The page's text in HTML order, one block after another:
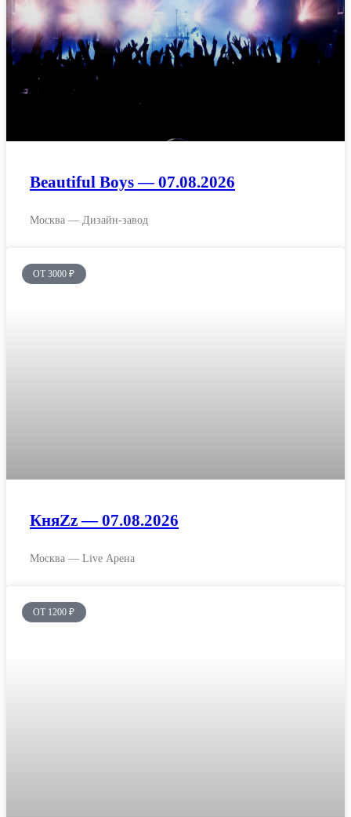
Beautiful Boys — 07.08.2026
Москва — Дизайн-завод
ОТ 3000 ₽
КняZz — 07.08.2026
Москва — Live Арена
ОТ 1200 ₽